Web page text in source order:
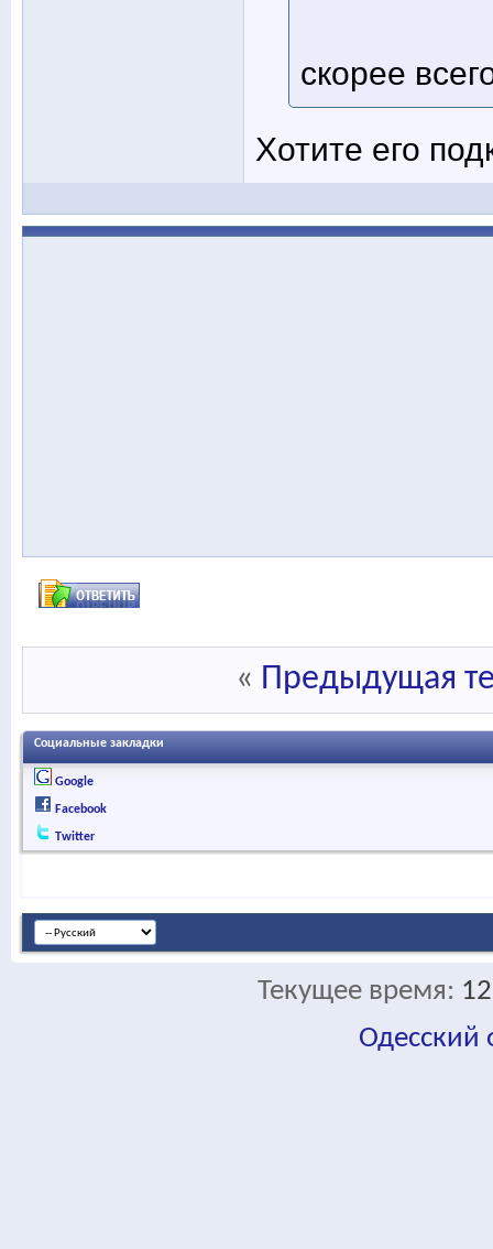
скорее
Хотите его
« Предыдущая
Социальные закладки
Google
Facebook
Twitter
Текущее время:
Одесский